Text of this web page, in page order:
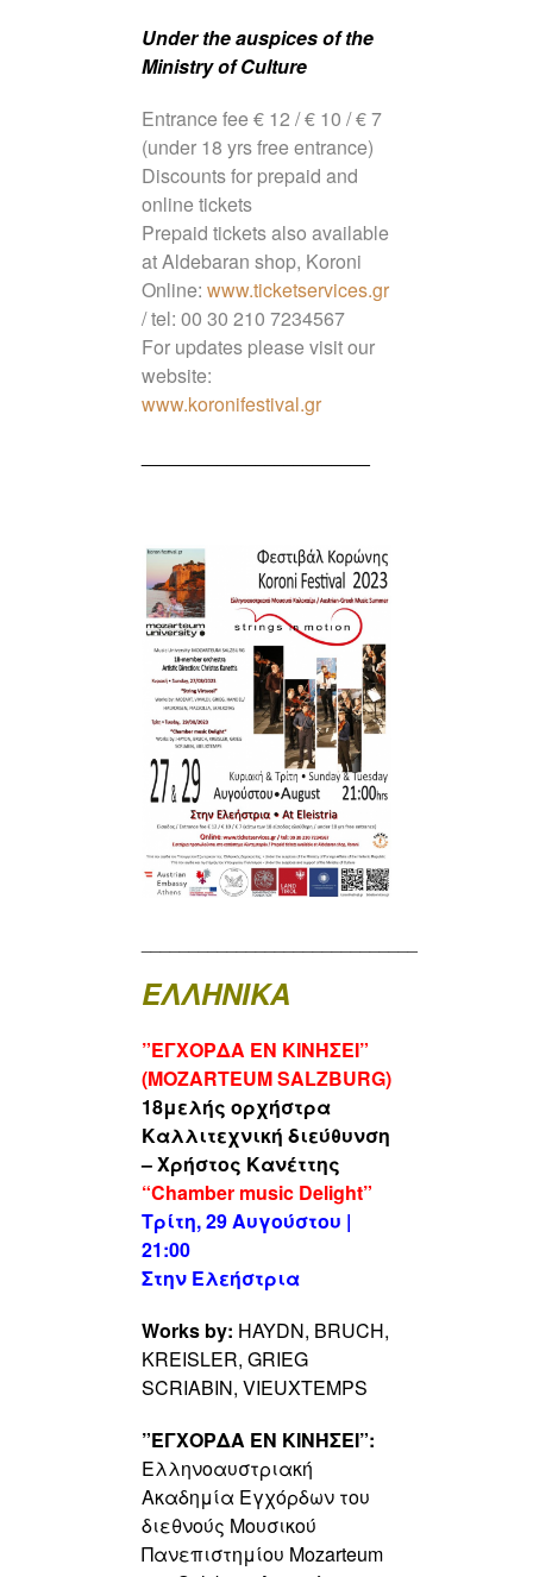
Under the auspices of the
Ministry of Culture
Entrance fee € 12 / € 10 / € 7
(under 18 yrs free entrance)
Discounts for prepaid and
online tickets
Prepaid tickets also available
at Aldebaran shop, Koroni
Online: www.ticketservices.gr
/ tel: 00 30 210 7234567
For updates please visit our
website:
www.koronifestival.gr
ΕΛΛΗΝΙΚΑ
”ΈΓΧΟΡΔΑ ΕΝ ΚΙΝΉΣΕΙ”
(MOZARTEUM SALZBURG)
18μελής ορχήστρα
Καλλιτεχνική διεύθυνση
– Χρήστος Κανέττης
“Chamber music Delight”
Τρίτη, 29 Αυγούστου |
21:00
Στην Ελεήστρια
Works by: HAYDN, BRUCH,
KREISLER, GRIEG
SCRIABIN, VIEUXTEMPS
”ΈΓΧΟΡΔΑ ΕΝ ΚΙΝΉΣΕΙ”:
Ελληνοαυστριακή
Ακαδημία Εγχόρδων του
διεθνούς Μουσικού
Πανεπιστημίου Mozarteum